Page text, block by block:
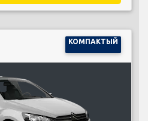
КОМПАКТЫЙ